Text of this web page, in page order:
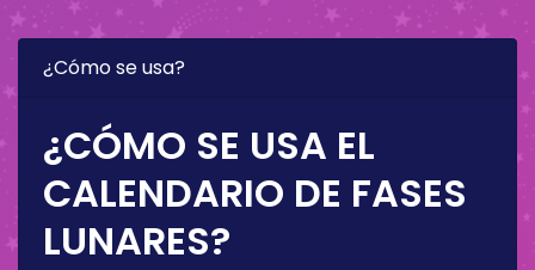
¿Cómo se usa?
¿CÓMO SE USA EL
CALENDARIO DE FASES
LUNARES?